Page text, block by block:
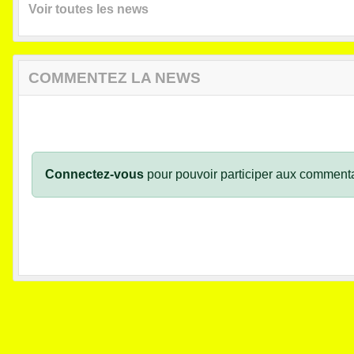
Voir toutes les news
COMMENTEZ LA NEWS
Connectez-vous pour pouvoir participer aux